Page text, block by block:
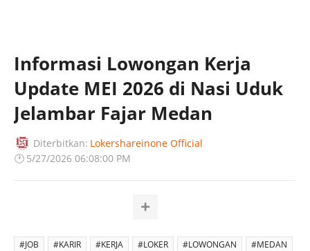
Informasi Lowongan Kerja
Update MEI 2026 di Nasi Uduk
Jelambar Fajar Medan
Diterbitkan: Lokershareinone Official
🕐 5/27/2026 06:08:00 PM
#JOB #KARIR #KERJA #LOKER #LOWONGAN
#MEDAN